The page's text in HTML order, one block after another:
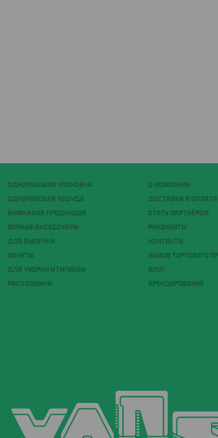
ОДНОРАЗОВАЯ УПАКОВКА
ОДНОРАЗОВАЯ ПОСУДА
БУМАЖНАЯ ПРОДУКЦИЯ
БАРНЫЕ АКСЕССУАРЫ
ДЛЯ ВЫПЕЧКИ
ПАКЕТЫ
ДЛЯ УБОРКИ И ГИГИЕНЫ
РАСХОДНИКИ
О КОМПАНИИ
ДОСТАВКА И ОПЛАТА
СТАТЬ ПАРТНЁРОМ
РЕКВИЗИТЫ
КОНТАКТЫ
ВЫЗОВ ТОРГОВОГО
БЛОГ
БРЕНДИРОВАНИЕ